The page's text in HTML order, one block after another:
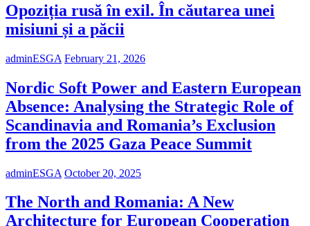
Opoziția rusă în exil. În căutarea unei
misiuni și a păcii
adminESGA February 21, 2026
Nordic Soft Power and Eastern European
Absence: Analysing the Strategic Role of
Scandinavia and Romania’s Exclusion
from the 2025 Gaza Peace Summit
adminESGA October 20, 2025
The North and Romania: A New
Architecture for European Cooperation